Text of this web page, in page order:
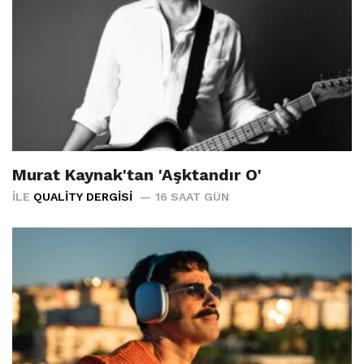
Murat Kaynak'tan 'Aşktandır O'
İLE QUALITY DERGISI 16 SAAT GÜN